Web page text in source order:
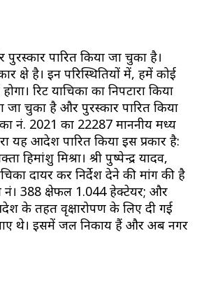
पारित किया जा चुका है।
है। इन परिस्थितियों में, हमें कोई
रिट याचिका का निपटारा किया
जा चुका है और पुरस्कार पारित किया
नं. 2021 का 22287 माननीय मध्य
यह आदेश पारित किया इस प्रकार है:
मिश्रा। श्री पुष्पेन्द्र यादव,
दायर कर निर्देश देने की मांग की है
388 क्षेत्रफल 1.044 हेक्टेयर; और
के तहत वृक्षारोपण के लिए दी गई
थे। इसमें जल निकाय हैं और अब नगर